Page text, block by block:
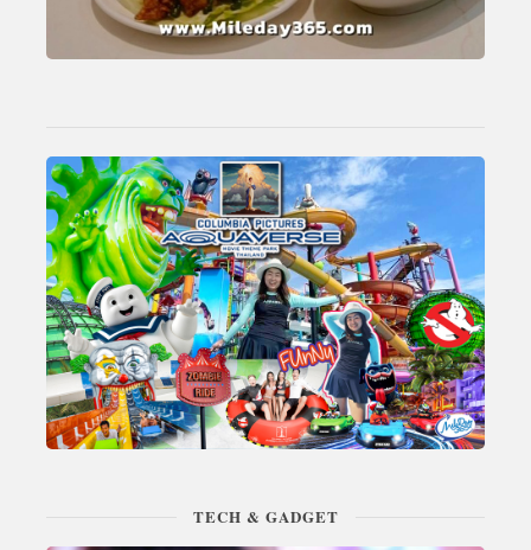
TECH & GADGET